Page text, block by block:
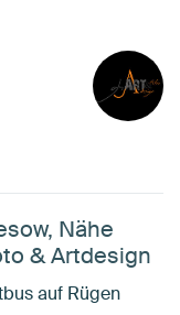
Nähe
& Artdesign
auf Rügen